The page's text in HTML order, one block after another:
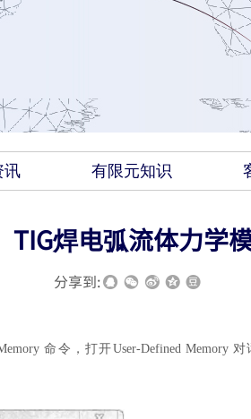
讯 有限元知识
焊电弧流体力学
分享到:
命令，打开User-Defined Memory